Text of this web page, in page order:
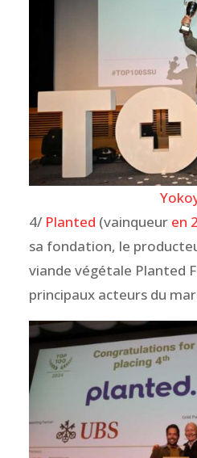
4/ Planted (vainqueur en
sa fondation, le
viande végétale Planted
principaux acteurs du